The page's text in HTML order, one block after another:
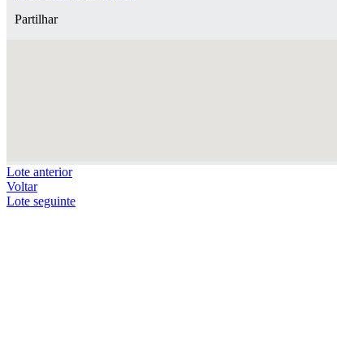
Partilhar
Lote anterior
Voltar
Lote seguinte